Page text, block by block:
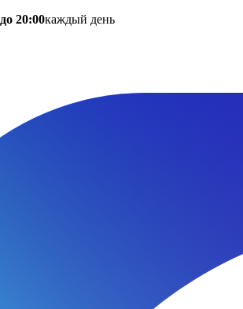
до 20:00каждый день